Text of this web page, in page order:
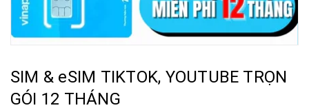
SIM & eSIM TIKTOK, YOUTUBE TRỌN
GÓI 12 THÁNG